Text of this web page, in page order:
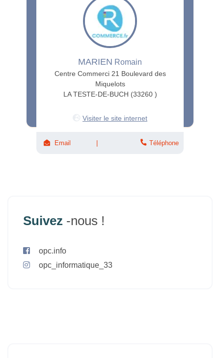
MARIEN Romain
Centre Commerci 21 Boulevard des
Miquelots
LA TESTE-DE-BUCH (33260 )
Visiter le site internet
Email Téléphone
Suivez -nous !
opc.info
opc_informatique_33